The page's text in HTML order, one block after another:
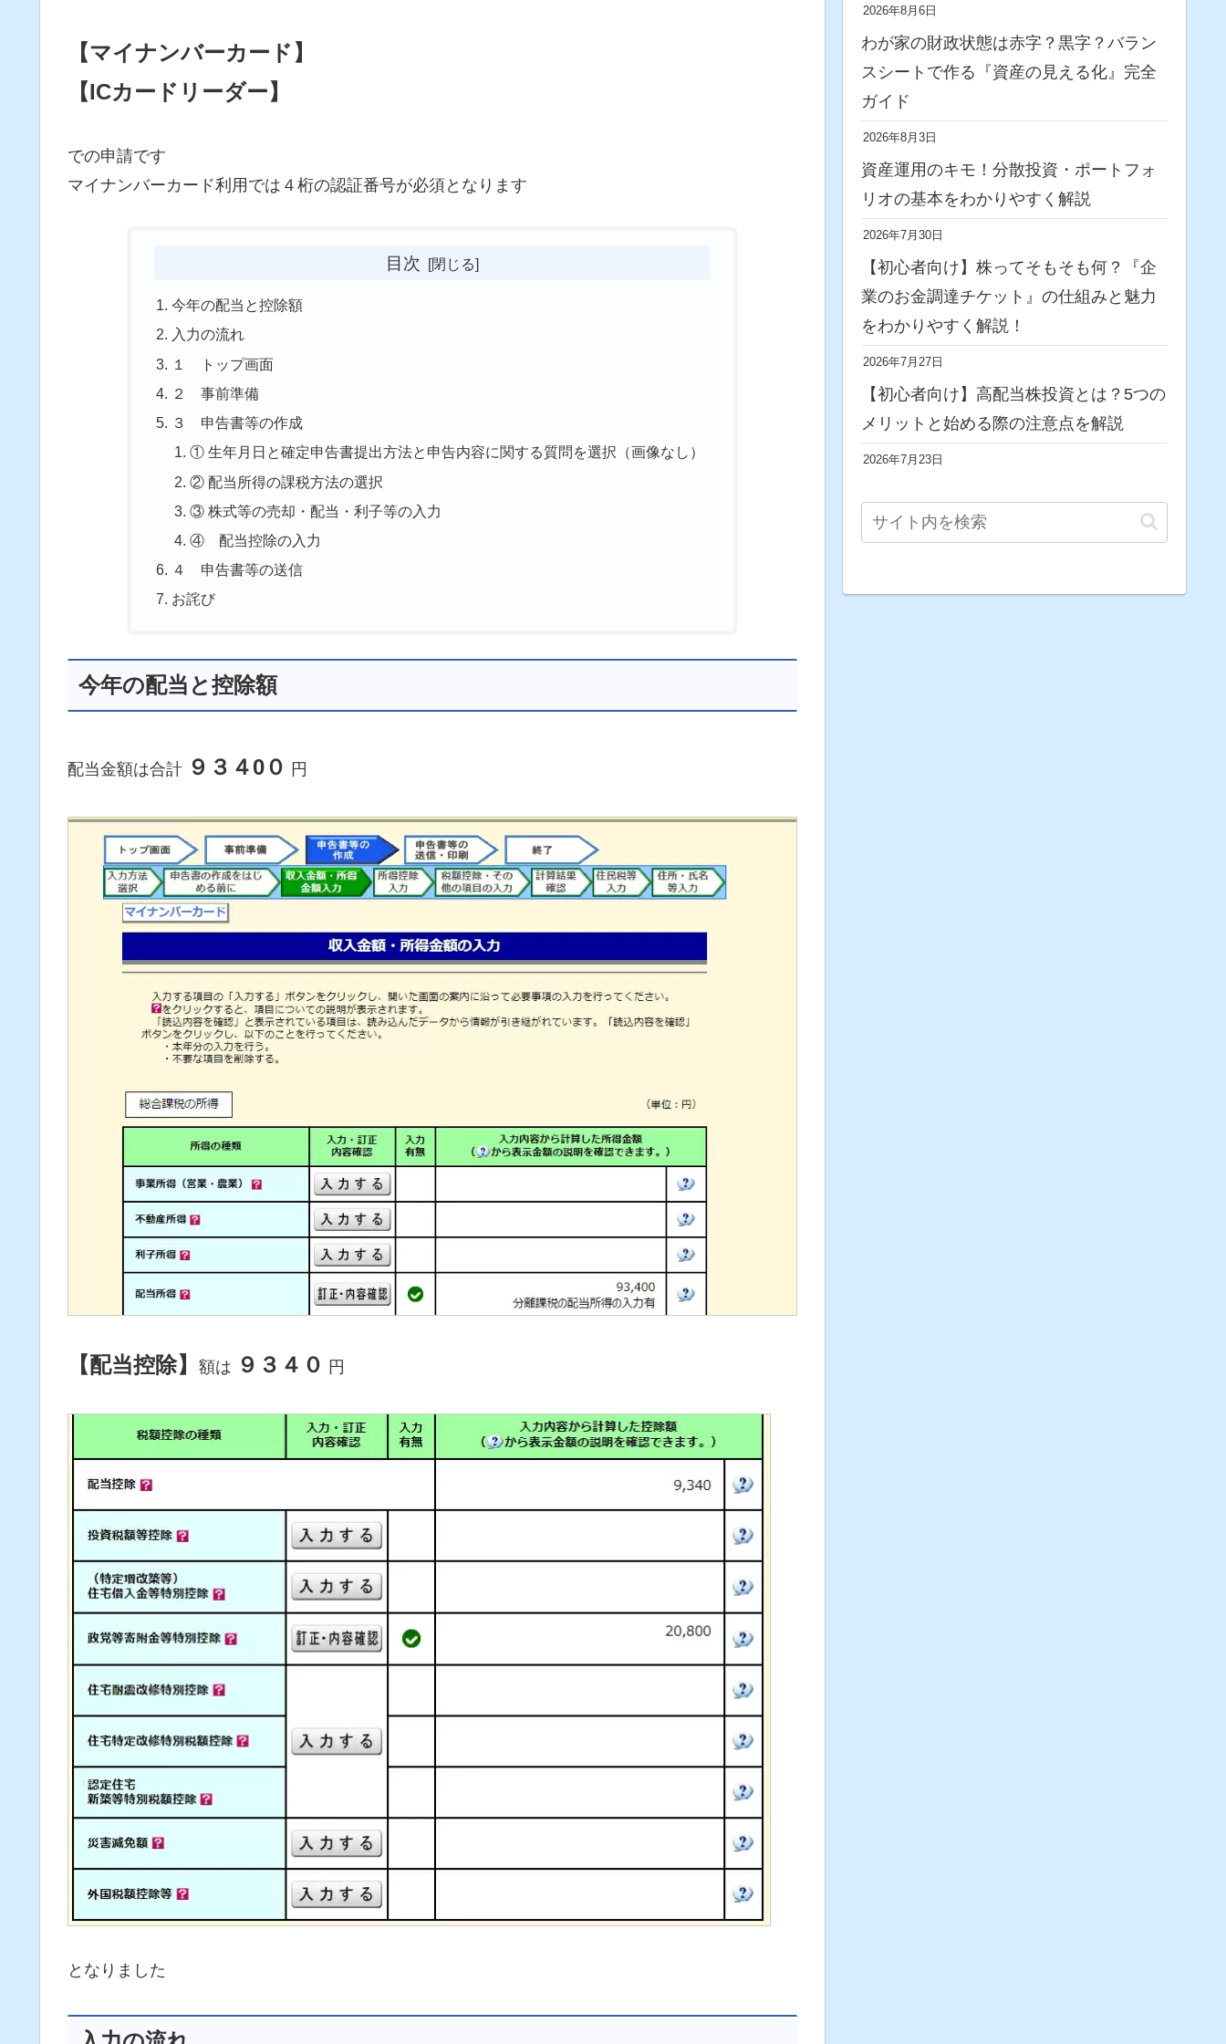
【マイナンバーカード】
【ICカードリーダー】
での申請です
マイナンバーカード利用では４桁の認証番号が必須となります
目次
今年の配当と控除額
入力の流れ
１ トップ画面
２ 事前準備
３ 申告書等の作成
① 生年月日と確定申告書提出方法と申告内容に関する質問を選択（画像なし）
② 配当所得の課税方法の選択
③ 株式等の売却・配当・利子等の入力
④ 配当控除の入力
４ 申告書等の送信
お詫び
今年の配当と控除額
配当金額は合計 ９３４0０ 円
【配当控除】 額は ９３４０ 円
となりました
2026年8月6日
わが家の財政状態は赤字？黒字？バラン
スシートで作る『資産の見える化』完全
ガイド
2026年8月3日
資産運用のキモ！分散投資・ポートフォ
リオの基本をわかりやすく解説
2026年7月30日
【初心者向け】株ってそもそも何？『企
業のお金調達チケット』の仕組みと魅力
をわかりやすく解説！
2026年7月27日
【初心者向け】高配当株投資とは？5つの
メリットと始める際の注意点を解説
2026年7月23日